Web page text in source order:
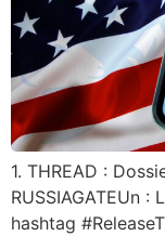
1. THREAD :
RUSSIAGATEUn
hashtag